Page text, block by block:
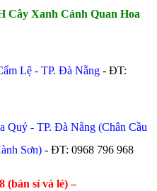
Cây Xanh Cảnh Quan Hoa
Lệ - TP. Đà Nẵng - ĐT:
Quý - TP. Đà Nẵng (Chân Cầu
Sơn) - ĐT: 0968 796 968
(bán sỉ và lẻ) –